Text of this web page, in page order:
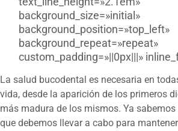
background_size=»initial»
background_position=»top_left»
background_repeat=»repeat»
custom_padding=»||0px|||»
La salud bucodental es necesaria en
vida, desde la aparición de los primeros
más madura de los mismos. Ya
que debemos llevar a cabo para